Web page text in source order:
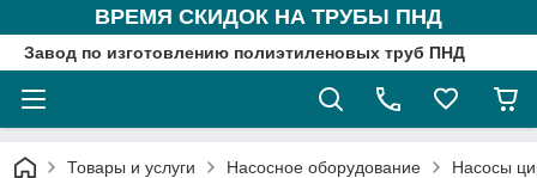
ВРЕМЯ СКИДОК НА ТРУБЫ ПНД
Завод по изготовлению полиэтиленовых труб ПНД
Товары и услуги Насосное оборудование Насосы